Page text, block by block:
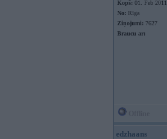
Kopš: 01. Feb 2011
No: Rīga
Ziņojumi: 7627
Braucu ar:
edzhaans